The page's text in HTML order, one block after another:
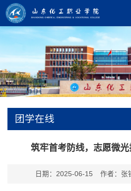
团学在线
筑牢首考防线，志愿微
日期：2025-06-15 作者：张